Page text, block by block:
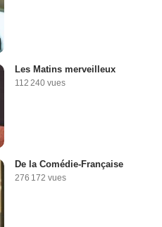
Les Matins merveilleux
112 240 vues
De la Comédie-Française
276 172 vues